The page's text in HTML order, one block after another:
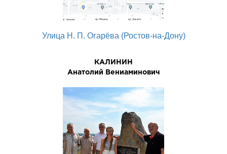
Улица Н. П. Огарёва (Ростов-на-Дону)
КАЛИНИН
Анатолий Вениаминович